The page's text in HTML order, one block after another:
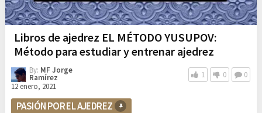
Libros de ajedrez EL MÉTODO YUSUPOV:
Método para estudiar y entrenar ajedrez
By: MF Jorge
Ramírez
12 enero, 2021
1 0 0
PASIÓN POR EL AJEDREZ